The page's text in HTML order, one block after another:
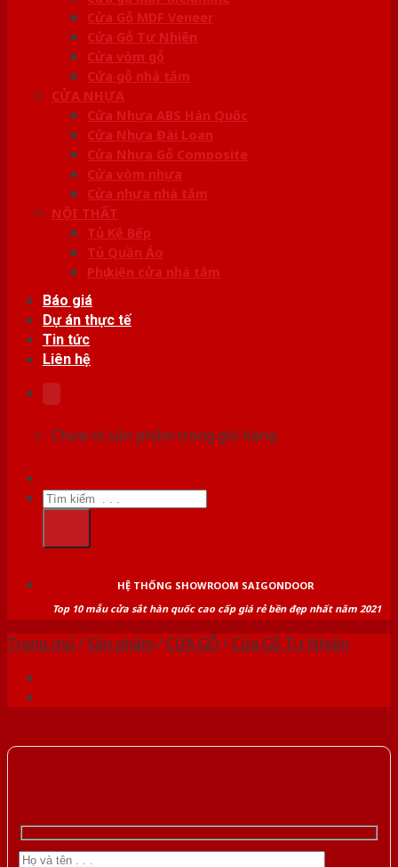
Cửa Gỗ MDF Veneer
Cửa Gỗ Tự Nhiên
Cửa vòm gỗ
Cửa gỗ nhà tắm
CỬA NHỰA
Cửa Nhựa ABS Hàn Quốc
Cửa Nhựa Đài Loan
Cửa Nhựa Gỗ Composite
Cửa vòm nhựa
Cửa nhựa nhà tắm
NỘI THẤT
Tủ Kệ Bếp
Tủ Quần Áo
Phụ kiện cửa nhà tắm
Báo giá
Dự án thực tế
Tin tức
Liên hệ
Chưa có sản phẩm trong giỏ hàng.
Tìm
kiếm:
HỆ THỐNG SHOWROOM SAIGONDOOR
Top 10 mẫu cửa sắt hàn quốc cao cấp giá rẻ bền đẹp nhất năm 2021
Trang chủ /Sản phẩm /CỬA GỖ /Cửa Gỗ Tự Nhiên